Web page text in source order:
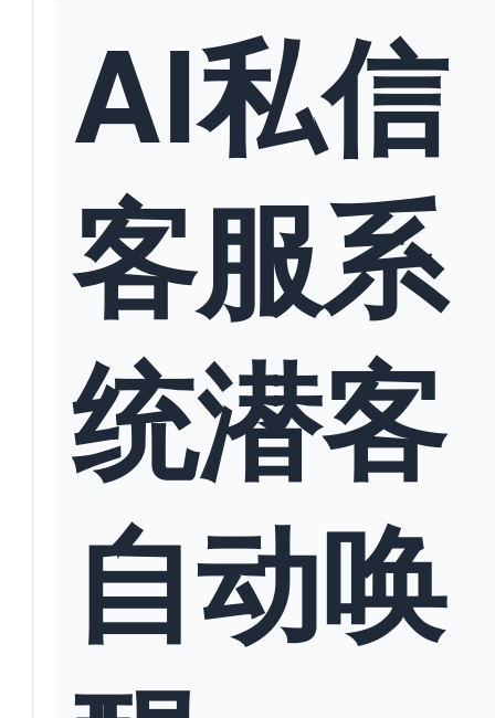
AI私信
客服系
统潜客
自动唤